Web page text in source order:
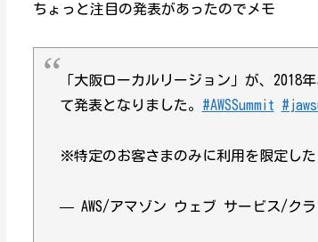
ちょっと注目の発表があったのでメモ
「大阪ローカルリージョン」が、2018
て発表となりました。 #AWSSummit
※特定のお客さまのみに利用を限定し
— AWS/アマゾン ウェブ サービス/クラ